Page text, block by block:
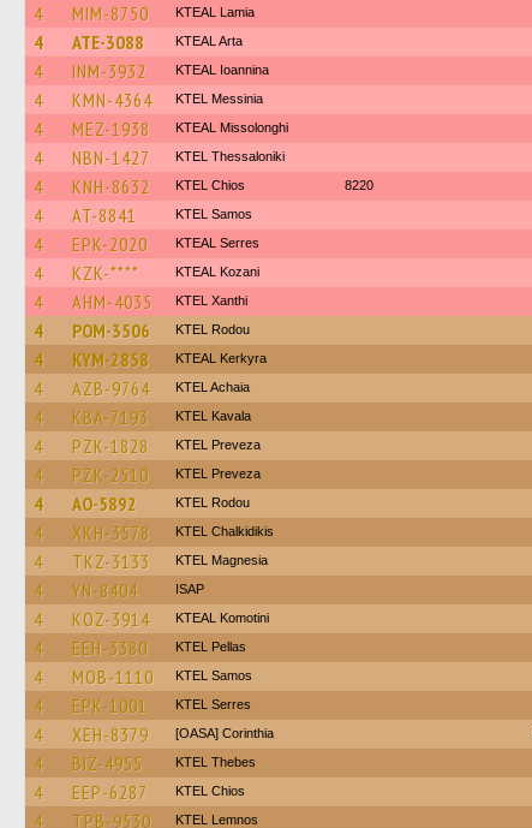
4 MIM-8750 KTEAL Lamia
4 ATE-3088 KTEAL Arta
4 INM-3932 KTEAL Ioannina
4 KMN-4364 KTEL Messinia
4 MEZ-1938 KTEAL Missolonghi
4 NBN-1427 KTEL Thessaloniki
4 KNH-8632 KTEL Chios 8220
4 AT-8841 KTEL Samos
4 EPK-2020 KTEAL Serres
4 KZK-**** KTEAL Kozani
4 AHM-4035 KTEL Xanthi
4 POM-3506 ΚΤΕL Rodou
4 KYM-2858 KTEAL Kerkyra
4 AZB-9764 KTEL Achaia
4 KBA-7193 KTEL Kavala
4 PZK-1828 KTEL Preveza
4 PZK-2510 KTEL Preveza
4 AO-5892 ΚΤΕL Rodou
4 XKH-3578 ΚΤΕL Chalkidikis
4 TKZ-3133 ΚΤΕL Magnesia
4 YN-8404 ISAP
4 KOZ-3914 KTEAL Komotini
4 EEH-3380 KTEL Pellas
4 MOB-1110 KTEL Samos
4 EPK-1001 KTEL Serres
4 XEH-8379 [OASA] Corinthia
4 BIZ-4955 KTEL Thebes
4 EEP-6287 KTEL Chios
4 TPB-9530 KTEL Lemnos